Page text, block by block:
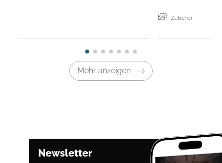
Zubehör
Mehr anzeigen
Newsletter